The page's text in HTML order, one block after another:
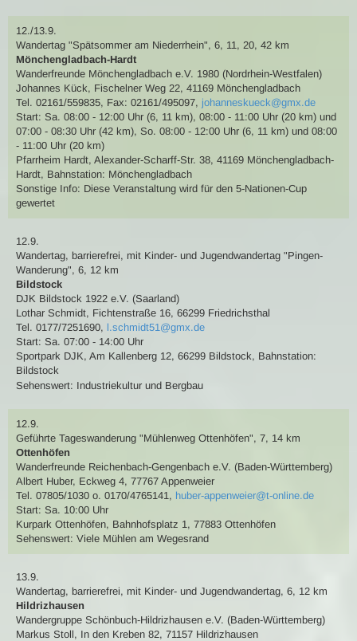
12./13.9.
Wandertag "Spätsommer am Niederrhein", 6, 11, 20, 42 km
Mönchengladbach-Hardt
Wanderfreunde Mönchengladbach e.V. 1980 (Nordrhein-Westfalen)
Johannes Kück, Fischelner Weg 22, 41169 Mönchengladbach
Tel. 02161/559835, Fax: 02161/495097, johanneskueck@gmx.de
Start: Sa. 08:00 - 12:00 Uhr (6, 11 km), 08:00 - 11:00 Uhr (20 km) und
07:00 - 08:30 Uhr (42 km), So. 08:00 - 12:00 Uhr (6, 11 km) und 08:00
- 11:00 Uhr (20 km)
Pfarrheim Hardt, Alexander-Scharff-Str. 38, 41169 Mönchengladbach-
Hardt, Bahnstation: Mönchengladbach
Sonstige Info: Diese Veranstaltung wird für den 5-Nationen-Cup
gewertet
12.9.
Wandertag, barrierefrei, mit Kinder- und Jugendwandertag "Pingen-
Wanderung", 6, 12 km
Bildstock
DJK Bildstock 1922 e.V. (Saarland)
Lothar Schmidt, Fichtenstraße 16, 66299 Friedrichsthal
Tel. 0177/7251690, l.schmidt51@gmx.de
Start: Sa. 07:00 - 14:00 Uhr
Sportpark DJK, Am Kallenberg 12, 66299 Bildstock, Bahnstation:
Bildstock
Sehenswert: Industriekultur und Bergbau
12.9.
Geführte Tageswanderung "Mühlenweg Ottenhöfen", 7, 14 km
Ottenhöfen
Wanderfreunde Reichenbach-Gengenbach e.V. (Baden-Württemberg)
Albert Huber, Eckweg 4, 77767 Appenweier
Tel. 07805/1030 o. 0170/4765141 , huber-appenweier@t-online.de
Start: Sa. 10:00 Uhr
Kurpark Ottenhöfen, Bahnhofsplatz 1, 77883 Ottenhöfen
Sehenswert: Viele Mühlen am Wegesrand
13.9.
Wandertag, barrierefrei, mit Kinder- und Jugendwandertag, 6, 12 km
Hildrizhausen
Wandergruppe Schönbuch-Hildrizhausen e.V. (Baden-Württemberg)
Markus Stoll, In den Kreben 82, 71157 Hildrizhausen